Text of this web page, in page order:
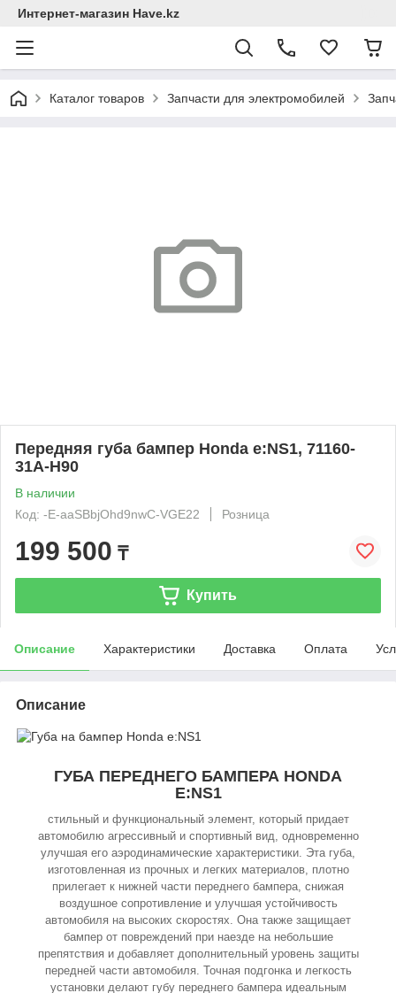
Интернет-магазин Have.kz
Каталог товаров Запчасти для электромобилей
Передняя губа бампер Honda e:NS1, 71160-
31A-H90
В наличии
Код: -E-aaSBbjOhd9nwC-VGE22
Розница
199 500 ₸
Купить
Описание Характеристики Доставка Оплата
Описание
ГУБА ПЕРЕДНЕГО БАМПЕРА HONDA
E:NS1
стильный и функциональный элемент, который придает
автомобилю агрессивный и спортивный вид, одновременно
улучшая его аэродинамические характеристики. Эта губа,
изготовленная из прочных и легких материалов, плотно
прилегает к нижней части переднего бампера, снижая
воздушное сопротивление и улучшая устойчивость
автомобиля на высоких скоростях. Она также защищает
бампер от повреждений при наезде на небольшие
препятствия и добавляет дополнительный уровень защиты
передней части автомобиля. Точная подгонка и легкость
установки делают губу переднего бампера идеальным